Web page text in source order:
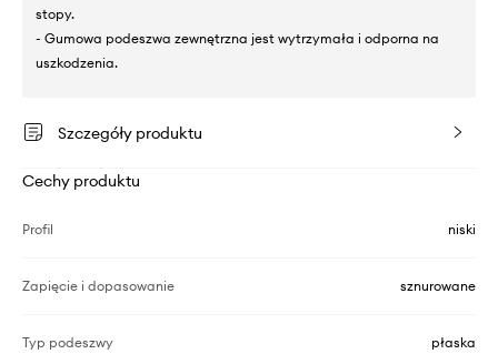
stopy.
- Gumowa podeszwa zewnętrzna jest wytrzymała i odporna na
uszkodzenia.
Szczegóły produktu
Cechy produktu
Profil niski
Zapięcie i dopasowanie sznurowane
Typ podeszwy płaska